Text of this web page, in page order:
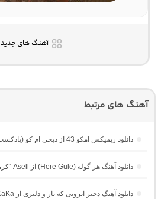
آهنگ های جدید
آهنگ های مرتبط
دانلود ریمیکس امکو 43 از دیجی ام کو (پادکست طولانی عاشقانه)
دانلود آهنگ هر گوله (Here Gule) از Asell “کرمانجی با صدای زن”
دانلود آهنگ دختر ایرونی که ناز و دلبری از themehro – KaKa